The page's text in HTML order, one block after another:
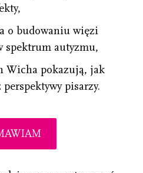
o budowaniu więzi
spektrum autyzmu,
Wicha pokazują, jak
pisarzy.